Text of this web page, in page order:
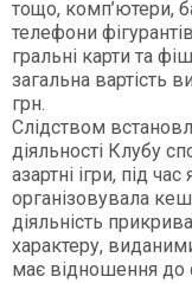
тощо, комп’ютери,
телефони
гральні карти та
загальна вартість
грн.
Слідством
діяльності Клубу
азартні ігри, під
організовувала
діяльність
характеру,
має відношення до